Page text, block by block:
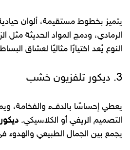
يتميز بخطوط مستقيمة، ألوان
الرمادي، ودمج المواد الحديثة مثل
النوع يُعد اختيارًا مثاليًا لعشاق
3. ديكور تلفزيون خشب
يعطي إحساسًا بالدفء والفخامة،
التصميم الريفي أو الكلاسيكي.
يجمع بين الجمال الطبيعي والهدوء